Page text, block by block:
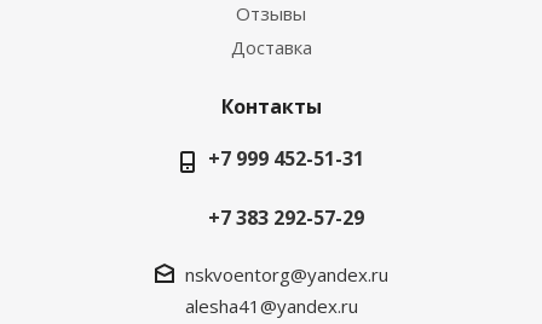
Отзывы
Доставка
Контакты
+7 999 452-51-31
+7 383 292-57-29
nskvoentorg@yandex.ru
alesha41@yandex.ru